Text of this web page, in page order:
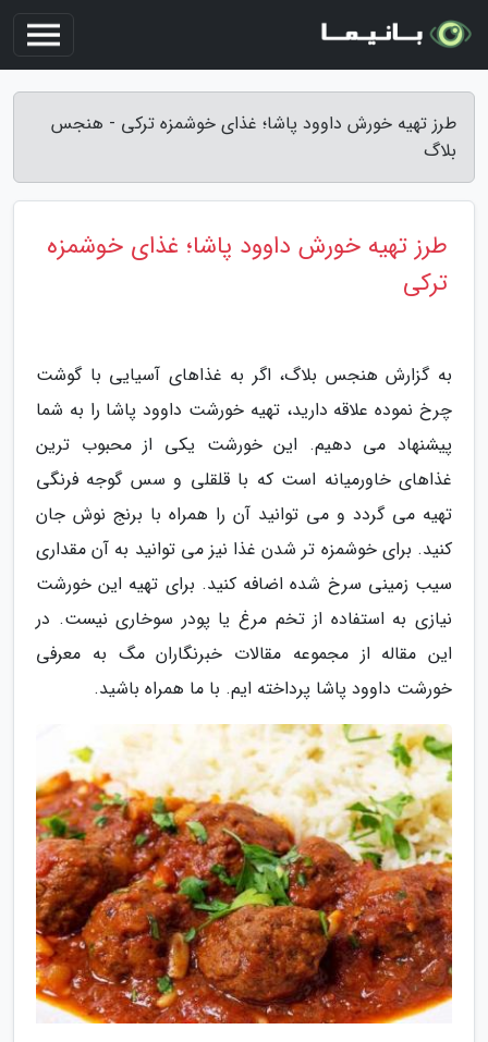
طرز تهیه خورش داوود پاشا؛ غذای خوشمزه ترکی - هنجس
بلاگ
طرز تهیه خورش داوود پاشا؛ غذای خوشمزه
ترکی
به گزارش هنجس بلاگ، اگر به غذاهای آسیایی با گوشت
چرخ نموده علاقه دارید، تهیه خورشت داوود پاشا را به شما
پیشنهاد می دهیم. این خورشت یکی از محبوب ترین
غذاهای خاورمیانه است که با قلقلی و سس گوجه فرنگی
تهیه می گردد و می توانید آن را همراه با برنج نوش جان
کنید. برای خوشمزه تر شدن غذا نیز می توانید به آن مقداری
سیب زمینی سرخ شده اضافه کنید. برای تهیه این خورشت
نیازی به استفاده از تخم مرغ یا پودر سوخاری نیست. در
این مقاله از مجموعه مقالات خبرنگاران مگ به معرفی
خورشت داوود پاشا پرداخته ایم. با ما همراه باشید.